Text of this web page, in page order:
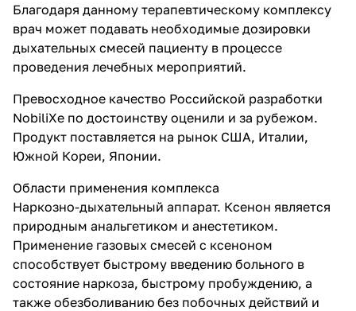
Благодаря данному терапевтическому комплексу
врач может подавать необходимые дозировки
дыхательных смесей пациенту в процессе
проведения лечебных мероприятий.
Превосходное качество Российской разработки
NobiliXe по достоинству оценили и за рубежом.
Продукт поставляется на рынок США, Италии,
Южной Кореи, Японии.
Области применения комплекса
Наркозно-дыхательный аппарат. Ксенон является
природным анальгетиком и анестетиком.
Применение газовых смесей с ксеноном
способствует быстрому введению больного в
состояние наркоза, быстрому пробуждению, а
также обезболиванию без побочных действий и